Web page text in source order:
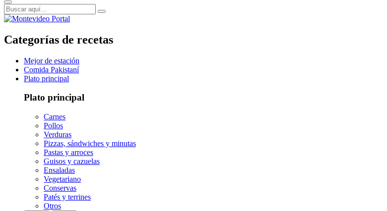
Categorías de recetas
Mejor de estación
Comida Pakistaní
Plato principal
Plato principal
Carnes
Pollos
Verduras
Pizzas, sándwiches y minutas
Pastas y arroces
Guisos y cazuelas
Ensaladas
Vegetariano
Conservas
Patés y terrines
Otros